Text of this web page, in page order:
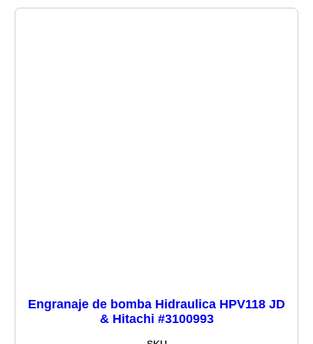
Engranaje de bomba Hidraulica HPV118 JD
& Hitachi #3100993